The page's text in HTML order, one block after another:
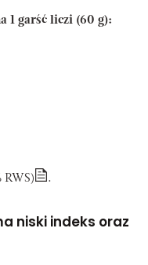
1 garść liczi (60 g):
RWS) .
niski indeks oraz